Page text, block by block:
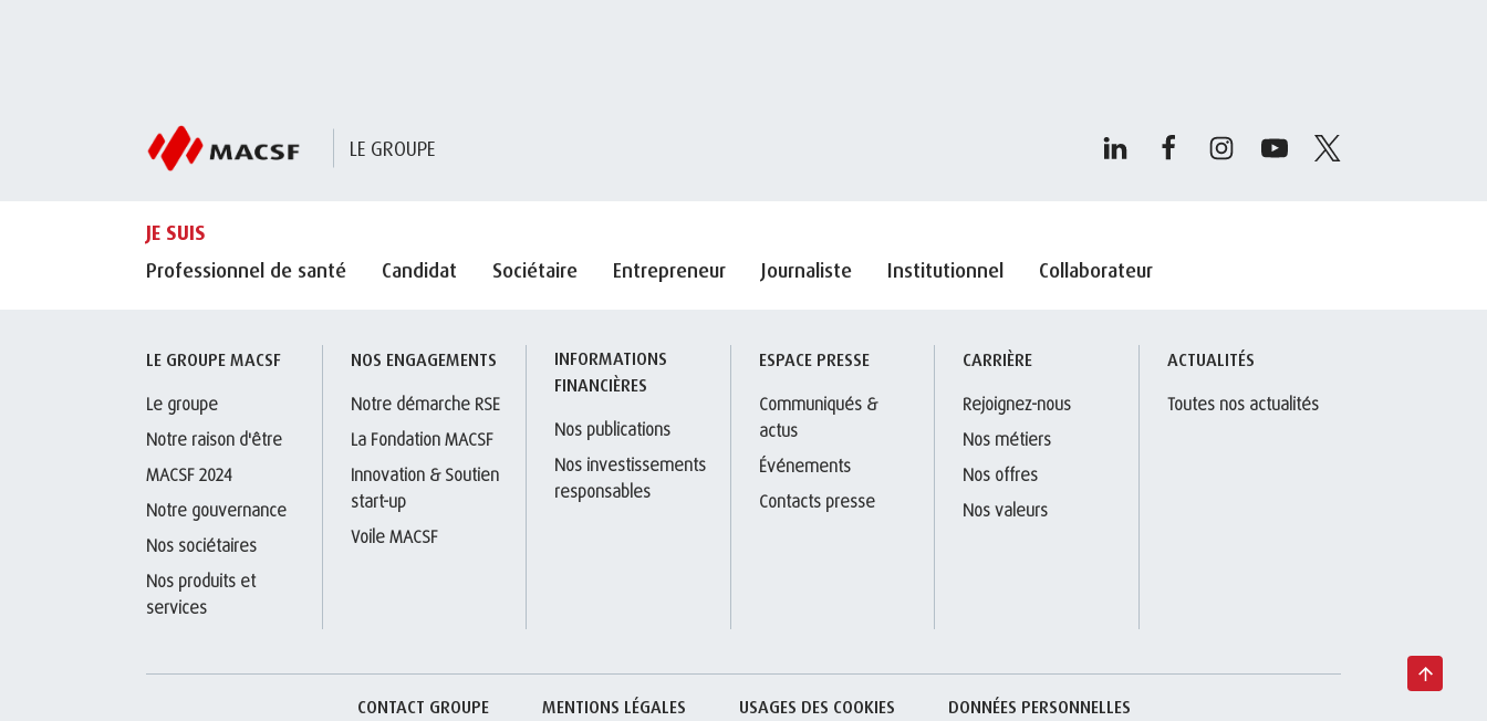
LE GROUPE
JE SUIS
Professionnel de santé
Candidat Sociétaire Entrepreneur Journaliste Institutionnel Collaborateur
LE GROUPE MACSF
Le groupe
Notre raison d'être
MACSF 2024
Notre gouvernance
Nos sociétaires
Nos produits et
services
NOS ENGAGEMENTS
Notre démarche RSE
La Fondation MACSF
Innovation & Soutien
start-up
Voile MACSF
INFORMATIONS
FINANCIÈRES
Nos publications
Nos investissements
responsables
ESPACE PRESSE
Communiqués &
actus
Événements
Contacts presse
CARRIÈRE
Rejoignez-nous
Nos métiers
Nos offres
Nos valeurs
ACTUALITÉS
Toutes nos actualités
CONTACT GROUPE MENTIONS LÉGALES USAGES DES COOKIES DONNÉES PERSONNELLES